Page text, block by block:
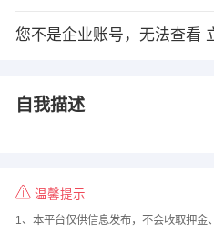
您不是企业账号，无法查看
自我描述
温馨提示
1、本平台仅供信息发布，不会收取押金